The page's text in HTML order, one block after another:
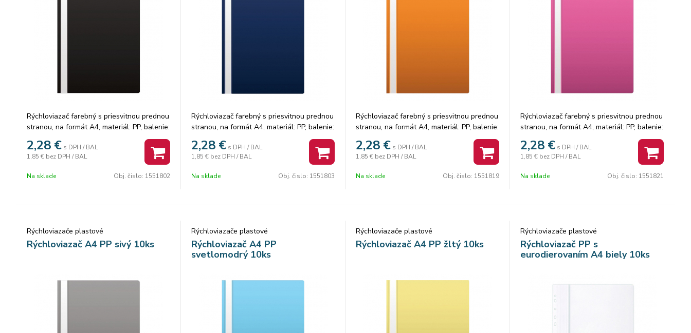
Rýchloviazač farebný s priesvitnou prednou
stranou, na formát A4, materiál: PP, balenie:
10 ks/ 1 farba vo fólii. Cena za 1 balenie.
2,28 € s DPH / BAL
1,85 € bez DPH / BAL
Na sklade Obj. čislo: 1551802
Rýchloviazač farebný s priesvitnou prednou
stranou, na formát A4, materiál: PP, balenie:
10 ks/ 1 farba vo fólii. Cena za 1 balenie.
2,28 € s DPH / BAL
1,85 € bez DPH / BAL
Na sklade Obj. čislo: 1551803
Rýchloviazač farebný s priesvitnou prednou
stranou, na formát A4, materiál: PP, balenie:
10 ks/ 1 farba vo fólii. Cena za 1 balenie.
2,28 € s DPH / BAL
1,85 € bez DPH / BAL
Na sklade Obj. čislo: 1551819
Rýchloviazač farebný s priesvitnou prednou
stranou, na formát A4, materiál: PP, balenie:
10 ks/ 1 farba vo fólii. Cena za 1 balenie.
2,28 € s DPH / BAL
1,85 € bez DPH / BAL
Na sklade Obj. čislo: 1551821
Rýchloviazače plastové
Rýchloviazač A4 PP sivý 10ks
Rýchloviazače plastové
Rýchloviazač A4 PP
svetlomodrý 10ks
Rýchloviazače plastové
Rýchloviazač A4 PP žltý 10ks
Rýchloviazače plastové
Rýchloviazač PP s
eurodierovaním A4 biely 10ks